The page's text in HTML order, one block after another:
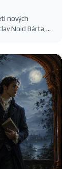
nových
Noid Bárta,